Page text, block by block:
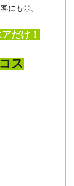
にも◎。
だけ！
ス